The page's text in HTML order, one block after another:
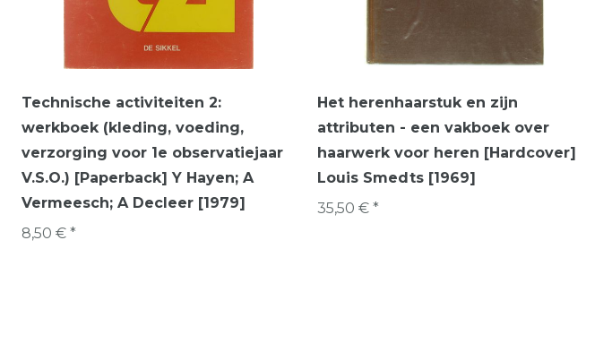
Technische activiteiten 2:
werkboek (kleding, voeding,
verzorging voor 1e observatiejaar
V.S.O.) [Paperback] Y Hayen; A
Vermeesch; A Decleer [1979]
8,50 € *
Het herenhaarstuk en zijn
attributen - een vakboek over
haarwerk voor heren [Hardcover]
Louis Smedts [1969]
35,50 € *